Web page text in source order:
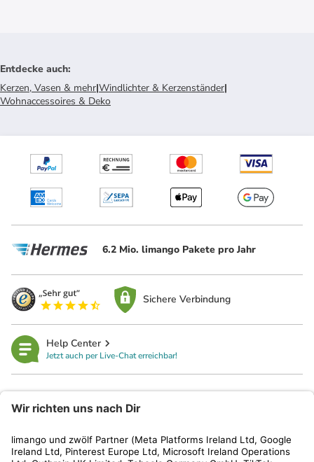
Entdecke auch:
Kerzen, Vasen & mehr|Windlichter & Kerzenständer|
Wohnaccessoires & Deko
6.2 Mio. limango Pakete pro Jahr
Sichere Verbindung
Help Center
Jetzt auch per Live-Chat erreichbar!